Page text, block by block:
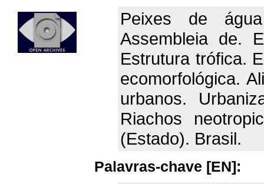
Peixes de
Assembleia de.
Estrutura trófica.
ecomorfológica.
urbanos.
Riachos
(Estado). Brasil.
Palavras-chave [EN]: